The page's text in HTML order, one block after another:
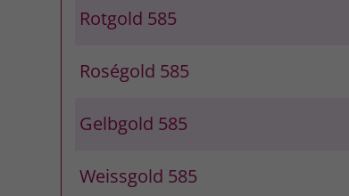
Rotgold 585
Roségold 585
Gelbgold 585
Weissgold 585